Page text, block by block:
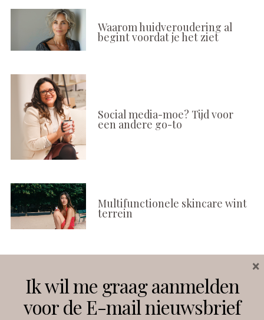
Waarom huidveroudering al
begint voordat je het ziet
Social media-moe? Tijd voor
een andere go-to
Multifunctionele skincare wint
terrein
Instagram Facebook
Ik wil me graag aanmelden
voor de E-mail nieuwsbrief
×